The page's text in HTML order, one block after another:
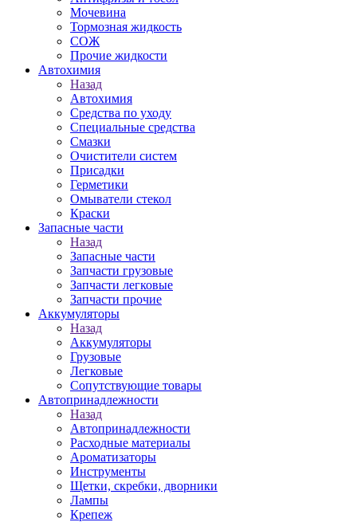
Мочевина
Тормозная жидкость
СОЖ
Прочие жидкости
Автохимия
Назад
Автохимия
Средства по уходу
Специальные средства
Смазки
Очистители систем
Присадки
Герметики
Омыватели стекол
Краски
Запасные части
Назад
Запасные части
Запчасти грузовые
Запчасти легковые
Запчасти прочие
Аккумуляторы
Назад
Аккумуляторы
Грузовые
Легковые
Сопутствующие товары
Автопринадлежности
Назад
Автопринадлежности
Расходные материалы
Ароматизаторы
Инструменты
Щетки, скребки, дворники
Лампы
Крепеж